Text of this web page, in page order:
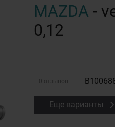
MAZDA -
0,12
0 отзывов
Еще варианты